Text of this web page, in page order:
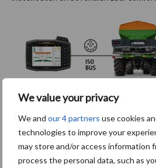
We value your privacy
We and our 4 partners use cookies
technologies to improve your
may store and/or access information
process the personal data, such as
Alle instelwaarden van de mySpreader
en is erg comfortabel.
AMAZONE